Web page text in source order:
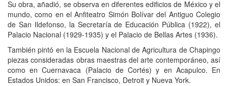
Su obra, añadió, se observa en diferentes edificios de México y el
mundo, como en el Anfiteatro Simón Bolívar del Antiguo Colegio
de San Ildefonso, la Secretaría de Educación Pública (1922), el
Palacio Nacional (1929-1935) y el Palacio de Bellas Artes (1936).
También pintó en la Escuela Nacional de Agricultura de Chapingo
piezas consideradas obras maestras del arte contemporáneo, así
como en Cuernavaca (Palacio de Cortés) y en Acapulco. En
Estados Unidos: en San Francisco, Detroit y Nueva York.